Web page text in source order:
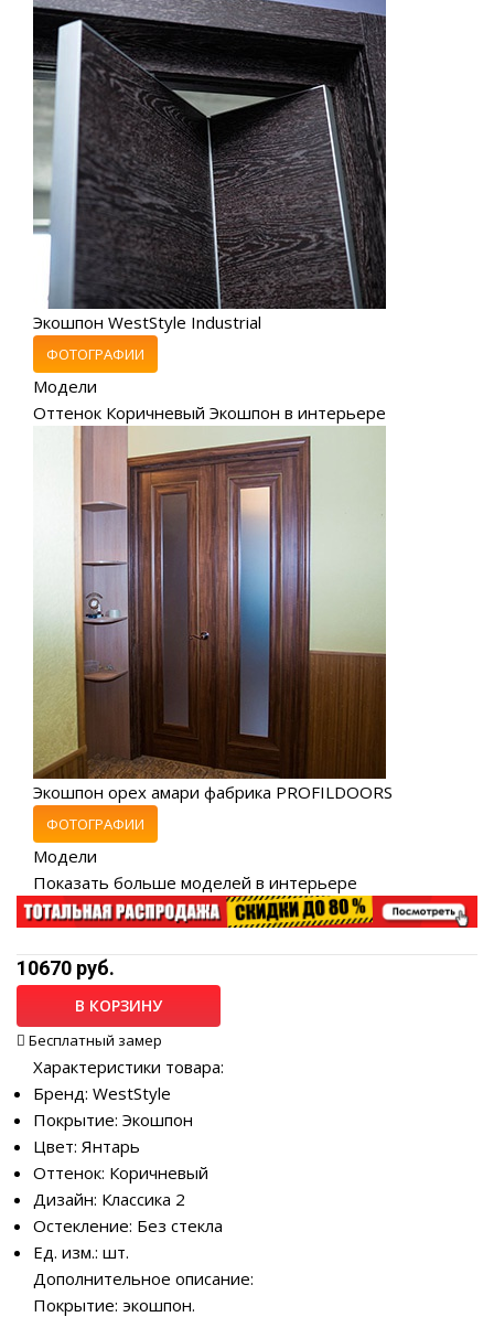
Экошпон WestStyle Industrial
ФОТОГРАФИИ
Модели
Оттенок Коричневый Экошпон в интерьере
Экошпон орех амари фабрика PROFILDOORS
ФОТОГРАФИИ
Модели
Показать больше моделей в интерьере
10670 руб.
В КОРЗИНУ
Бесплатный замер
Характеристики товара:
Бренд: WestStyle
Покрытие: Экошпон
Цвет: Янтарь
Оттенок: Коричневый
Дизайн: Классика 2
Остекление: Без стекла
Ед. изм.: шт.
Дополнительное описание:
Покрытие: экошпон.